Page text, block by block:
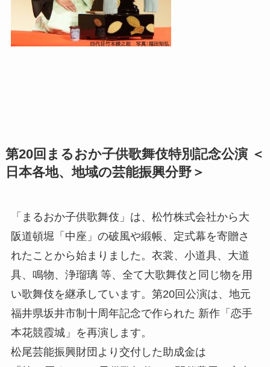
第20回まるおか子供歌舞伎特別記念公演 ＜
日本各地、地域の芸能振興分野＞
「まるおか子供歌舞伎」は、松竹株式会社から大
阪道頓堀「中座」の破風や緞帳、定式幕を寄贈さ
れたことから始まりました。衣裳、小道具、大道
具、鳴物、浄瑠璃 等、全て大歌舞伎と同じ物を用
い歌舞伎を継承しています。第20回公演は、地元
福井県坂井市制十周年記念で作られた 新作「恋手
本花競霞城」を再演します。
松尾芸能振興財団より交付した助成金は